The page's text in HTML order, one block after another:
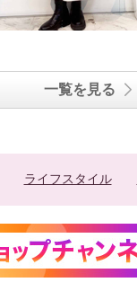
一覧を見る
ライフスタイル